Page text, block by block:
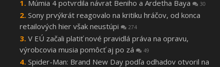
Múmia 4 potvrdila návrat Beniho a Ardetha Baya 30
Sony prvýkrát reagovalo na kritiku hráčov, od konca
retailových hier však neustúpi
274
V EÚ začali platiť nové pravidlá práva na opravu,
výrobcovia musia pomôcť aj po zá
49
Spider-Man: Brand New Day podľa odhadov otvoril na